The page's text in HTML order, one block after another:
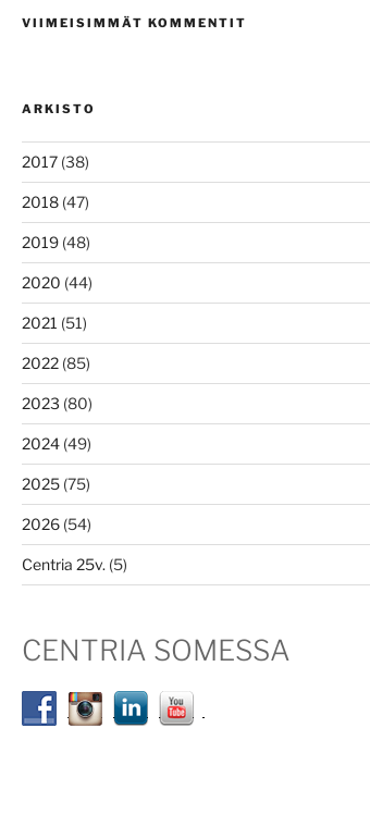
VIIMEISIMMÄT KOMMENTIT
ARKISTO
2017(38)
2018(47)
2019(48)
2020 (44)
2021 (51)
2022(85)
2023 (80)
2024(49)
2025(75)
2026(54)
Centria 25v. (5)
CENTRIA SOMESSA